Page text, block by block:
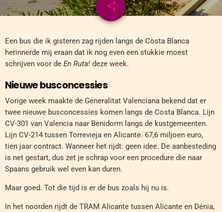
share
email
Een bus die ik gisteren zag rijden langs de Costa Blanca
herinnerde mij eraan dat ik nog even een stukkie moest
schrijven voor de En Ruta! deze week.
Nieuwe busconcessies
Vorige week maakte de Generalitat Valenciana bekend dat er
twee nieuwe busconcessies komen langs de Costa Blanca. Lijn
CV-301 van Valencia naar Benidorm langs de kustgemeenten.
Lijn CV-214 tussen Torrevieja en Alicante. 67,6 miljoen euro,
tien jaar contract. Wanneer het rijdt: geen idee. De aanbesteding
is net gestart, dus zet je schrap voor een procedure die naar
Spaans gebruik wel even kan duren.
Maar goed. Tot die tijd is er de bus zoals hij nu is.
In het noorden rijdt de TRAM Alicante tussen Alicante en Dénia,